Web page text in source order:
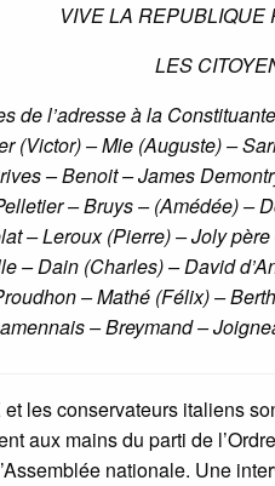
VIVE LA REPUBLIQUE
LES
de l’adresse à la
(Victor) – Mie (Auguste) –
– Benoit – James
– Bruys – (Amédée) –
– Leroux (Pierre) – Joly
– Dain (Charles) – David
– Mathé (Félix) –
– Breymand –
les conservateurs italiens
aux mains du parti de
nationale. Une